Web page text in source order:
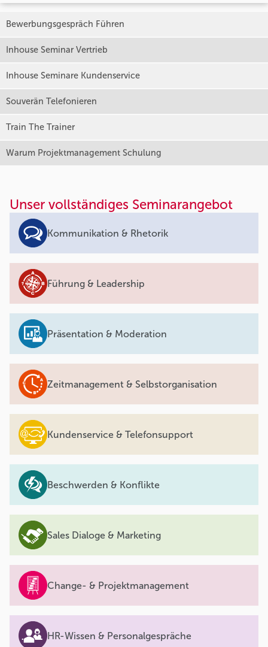
Bewerbungsgespräch Führen
Inhouse Seminar Vertrieb
Inhouse Seminare Kundenservice
Souverän Telefonieren
Train The Trainer
Warum Projektmanagement Schulung
Unser vollständiges Seminarangebot
Kommunikation & Rhetorik
Führung & Leadership
Präsentation & Moderation
Zeitmanagement & Selbstorganisation
Kundenservice & Telefonsupport
Beschwerden & Konflikte
Sales Dialoge & Marketing
Change- & Projektmanagement
HR-Wissen & Personalgespräche